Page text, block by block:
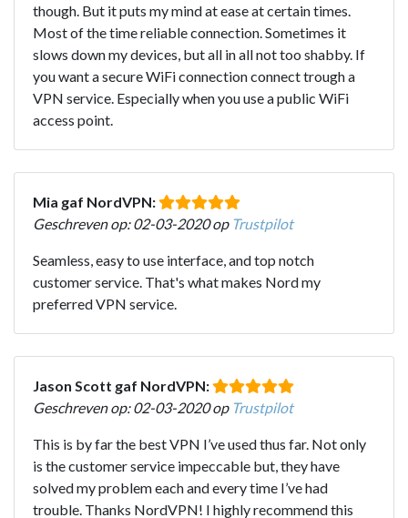
though. But it puts my mind at ease at certain times.
Most of the time reliable connection. Sometimes it
slows down my devices, but all in all not too shabby. If
you want a secure WiFi connection connect trough a
VPN service. Especially when you use a public WiFi
access point.
Mia gaf NordVPN:
Geschreven op: 02-03-2020 op Trustpilot
Seamless, easy to use interface, and top notch
customer service. That's what makes Nord my
preferred VPN service.
Jason Scott gaf NordVPN:
Geschreven op: 02-03-2020 op Trustpilot
This is by far the best VPN I’ve used thus far. Not only
is the customer service impeccable but, they have
solved my problem each and every time I’ve had
trouble. Thanks NordVPN! I highly recommend this